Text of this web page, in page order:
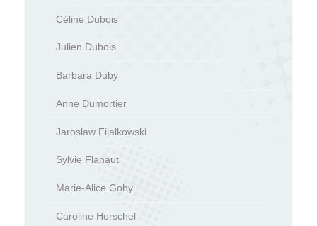
Céline Dubois
Julien Dubois
Barbara Duby
Anne Dumortier
Jaroslaw Fijalkowski
Sylvie Flahaut
Marie-Alice Gohy
Caroline Horschel